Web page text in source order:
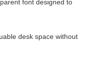
font designed to
desk space without